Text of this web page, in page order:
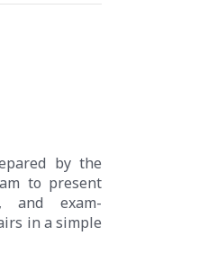
by the
to present
and exam-
in a simple